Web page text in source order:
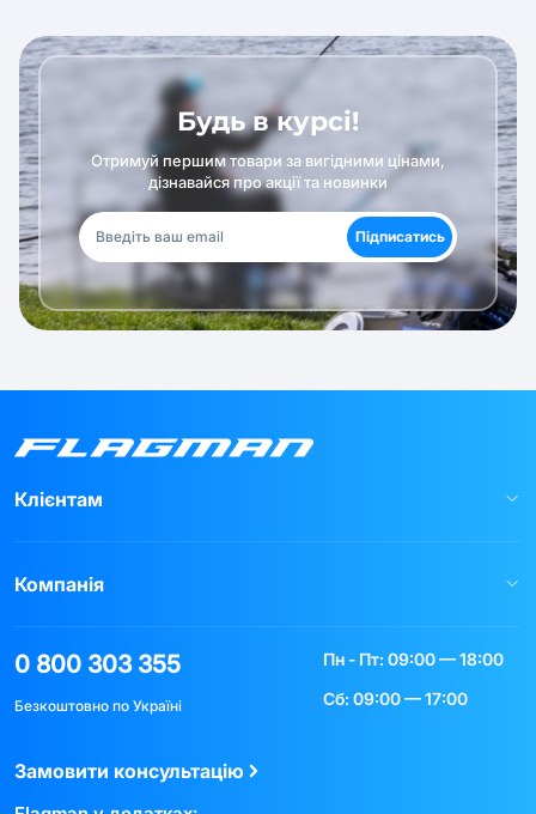
Будь в курсі!
Отримуй першим товари за вигідними цінами,
дізнавайся про акції та новинки
Підписатись
Клієнтам
Компанія
0 800 303 355
Безкоштовно по Україні
Пн - Пт: 09:00 — 18:00
Сб: 09:00 — 17:00
Замовити консультацію